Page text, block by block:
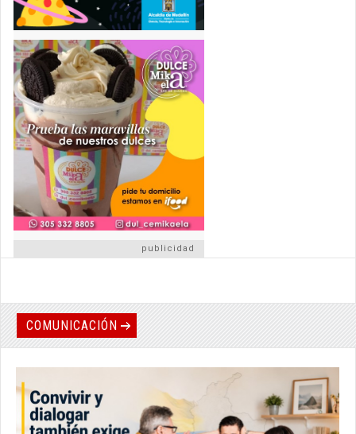
publicidad
COMUNICACIÓN